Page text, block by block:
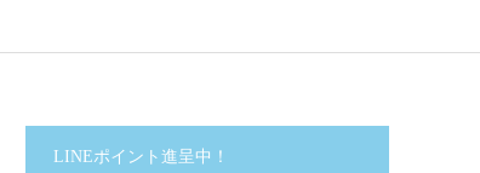
LINEポイント進呈中！